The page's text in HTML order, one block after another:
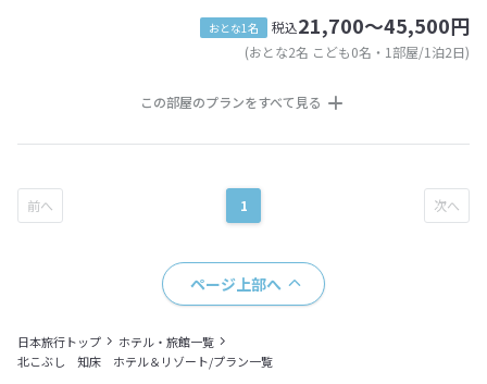
おとな1名 税込21,700～45,500円
(おとな2名 こども0名・1部屋/1泊2日)
この部屋のプランをすべて見る
1
ページ上部へ
日本旅行トップ
ホテル・旅館一覧
北こぶし 知床 ホテル＆リゾート/プラン一覧